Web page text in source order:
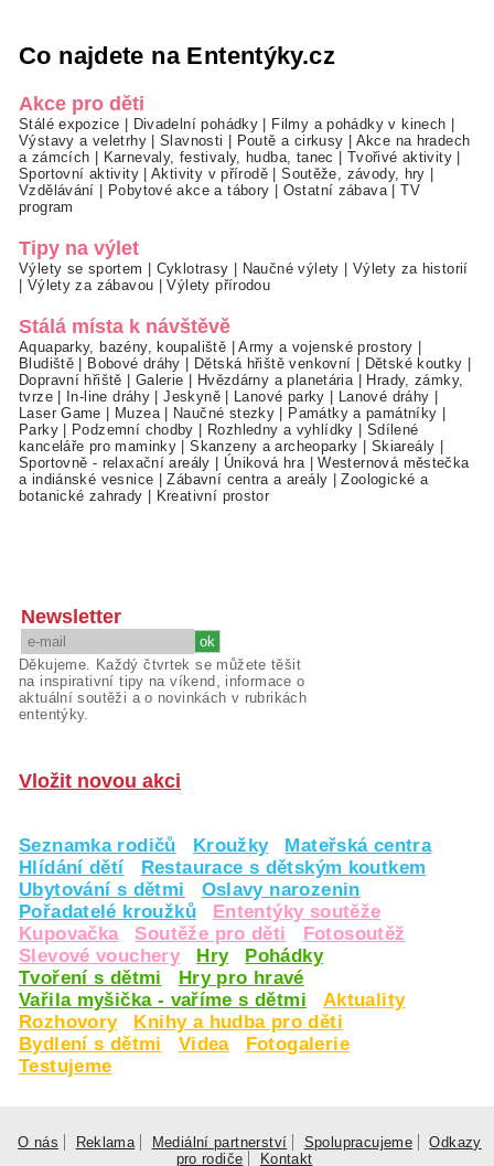
Co najdete na Ententýky.cz
Akce pro děti
Stálé expozice Divadelní pohádky Filmy a pohádky v kinech
Výstavy a veletrhy|Slavnosti Poutě a cirkusy
Akce na hradech
a zámcích
Karnevaly, festivaly, hudba, tanec Tvořivé aktivity
Sportovní aktivity|Aktivity v přírodě |Soutěže, závody, hry
Vzdělávání
Pobytové akce a tábory Ostatní zábava |TV
program
Tipy na výlet
Výlety se sportem Cyklotrasy Naučné výlety
Výlety za historií
Výlety za zábavou |Výlety přírodou
Stálá místa k návštěvě
Aquaparky, bazény, koupaliště |Army a vojenské prostory
Bludiště
Bobové dráhy Dětská hřiště venkovní Dětské koutky
Dopravní hřiště
Galerie Hvězdárny a planetária
Hrady, zámky,
tvrze| In-line dráhy |Jeskyně| Lanové parky Lanové dráhy
Laser Game
Muzea| Naučné stezky Památky a památníky
Parky| Podzemní chodby Rozhledny a vyhlídky
Sdílené
kanceláře pro maminky |Skanzeny a archeoparky Skiareály
Sportovně - relaxační areály
Úniková hra |Westernová městečka
a indiánské vesnice |Zábavní centra a areály |Zoologické a
botanické zahrady
Kreativní prostor
Newsletter
Děkujeme. Každý čtvrtek se můžete těšit
na inspirativní tipy na víkend, informace o
aktuální soutěži a o novinkách v rubrikách
ententýky.
Vložit novou akci
Seznamka rodičů Kroužky
Mateřská centra
Hlídání dětí
Restaurace s dětským koutkem
Ubytování s dětmi
Oslavy narozenin
Pořadatelé kroužků
Ententýky soutěže
Kupovačka
Soutěže pro děti
Fotosoutěž
Slevové vouchery
Hry
Pohádky
Tvoření s dětmi
Hry pro hravé
Vařila myšička - vaříme s dětmi
Aktuality
Rozhovory
Knihy a hudba pro děti
Bydlení s dětmi
Videa
Fotogalerie
Testujeme
O nás Reklama Mediální partnerství Spolupracujeme
Odkazy
pro rodiče
Kontakt